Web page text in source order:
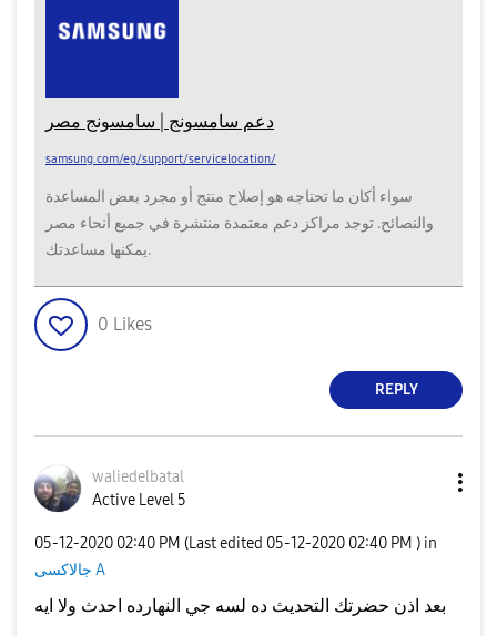
دعم سامسونج | سامسونج مصر
samsung.com/eg/support/servicelocation/
سواء أكان ما تحتاجه هو إصلاح منتج أو مجرد بعض المساعدة
والنصائح. توجد مراكز دعم معتمدة منتشرة في جميع أنحاء مصر
يمكنها مساعدتك.
0 Likes
REPLY
waliedelbatal
Active Level 5
‎05-12-2020 02:40 PM (Last edited ‎05-12-2020 02:40 PM ) in
جالاكسى A
بعد اذن حضرتك التحديث ده لسه جي النهارده احدث ولا ايه